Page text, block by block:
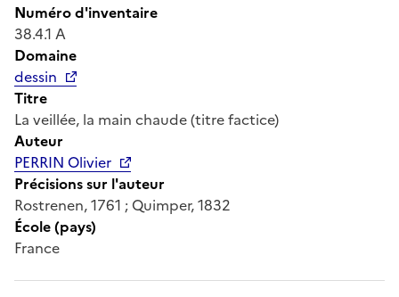
Numéro d'inventaire
38.4.1 A
Domaine
dessin
Titre
La veillée, la main chaude (titre factice)
Auteur
PERRIN Olivier
Précisions sur l'auteur
Rostrenen, 1761 ; Quimper, 1832
École (pays)
France